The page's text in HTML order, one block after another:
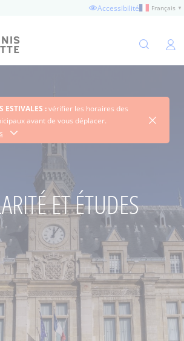
Français ▼
Accessibilité
ESTIVALES :vérifier les horaires des
avant de vous déplacer.
horaires
ET ÉTUDES